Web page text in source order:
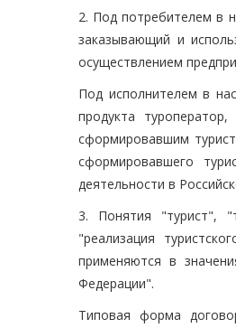
2. Под потребителем в
заказывающий и
осуществлением
Под исполнителем в
продукта
сформировавшим
сформировавшего
деятельности в
3. Понятия "турист",
"реализация
применяются в
Федерации".
Типовая форма